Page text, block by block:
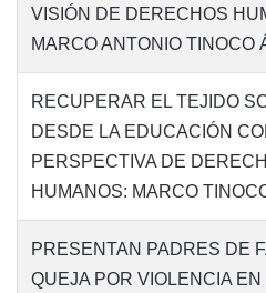
VISIÓN DE DERECHOS
MARCO ANTONIO TINOCO
RECUPERAR EL TEJIDO
DESDE LA EDUCACIÓN
PERSPECTIVA DE
HUMANOS: MARCO
PRESENTAN PADRES DE
QUEJA POR VIOLENCIA